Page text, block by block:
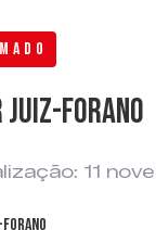
Juiz-Forano
11